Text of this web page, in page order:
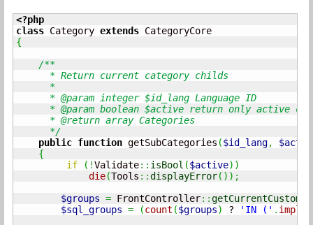
<?php
class Category extends
{
/**
* Return current category childs
*
* @param integer $id_lang Language ID
* @param boolean $active return only active
* @return array Categories
*/
public function getSubCategories ($id_lang,
{
if
( !Validate:: isBool ($active) )
die(Tools ::displayError( ) ) ;
$groups = FrontController::
$sql_groups = (count ($groups) ? 'IN (' .